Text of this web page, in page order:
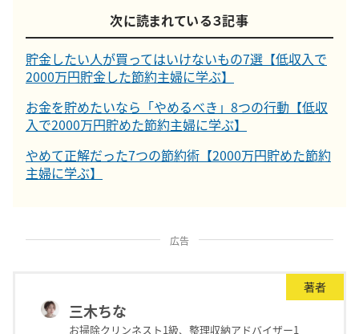
次に読まれている３記事
貯金したい人が買ってはいけないもの7選【低収入で
2000万円貯金した節約主婦に学ぶ】
お金を貯めたいなら「やめるべき」8つの行動【低収
入で2000万円貯めた節約主婦に学ぶ】
やめて正解だった7つの節約術【2000万円貯めた節約
主婦に学ぶ】
広告
著者
三木ちな
お掃除クリンネスト1級、整理収納アドバイザー1